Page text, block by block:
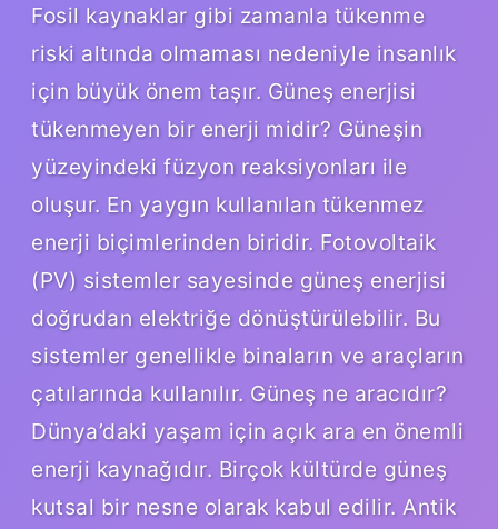
Fosil kaynaklar gibi zamanla tükenme
riski altında olmaması nedeniyle insanlık
için büyük önem taşır. Güneş enerjisi
tükenmeyen bir enerji midir? Güneşin
yüzeyindeki füzyon reaksiyonları ile
oluşur. En yaygın kullanılan tükenmez
enerji biçimlerinden biridir. Fotovoltaik
(PV) sistemler sayesinde güneş enerjisi
doğrudan elektriğe dönüştürülebilir. Bu
sistemler genellikle binaların ve araçların
çatılarında kullanılır. Güneş ne aracıdır?
Dünya’daki yaşam için açık ara en önemli
enerji kaynağıdır. Birçok kültürde güneş
kutsal bir nesne olarak kabul edilir. Antik